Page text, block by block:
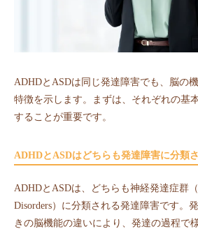
ADHDとASDは同じ発達障害でも、脳の
特徴を示します。まずは、それぞれの基
することが重要です。
ADHDとASDはどちらも発達障害に分類
ADHDとASDは、どちらも神経発達症群（
Disorders）に分類される発達障害です。
きの脳機能の違いにより、発達の過程で